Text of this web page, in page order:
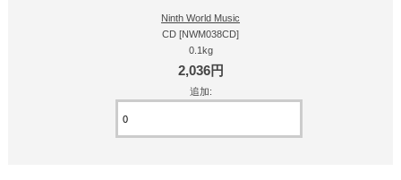
Ninth World Music
CD [NWM038CD]
0.1kg
2,036円
追加: